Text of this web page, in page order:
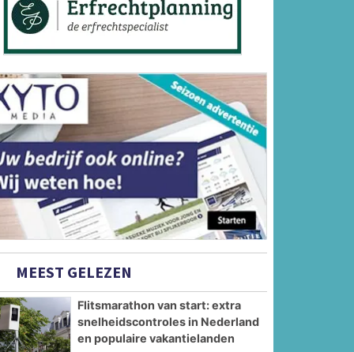
MEEST GELEZEN
Flitsmarathon van start: extra
snelheidscontroles in Nederland
en populaire vakantielanden